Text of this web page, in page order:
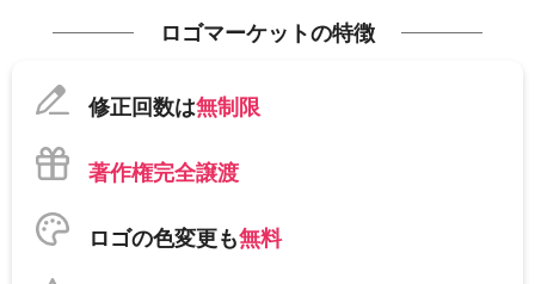
ロゴマーケットの特徴
修正回数は無制限
著作権完全譲渡
ロゴの色変更も無料